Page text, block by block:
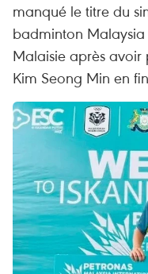
manqué le titre du
badminton
Malaisie après
Kim Seong Min en